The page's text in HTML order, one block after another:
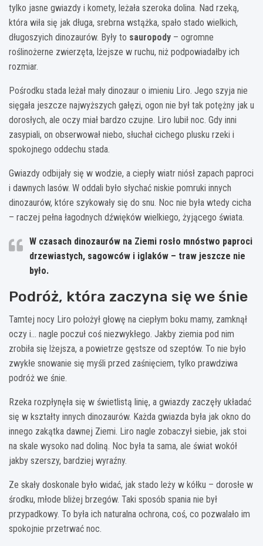
tylko jasne gwiazdy i komety, leżała szeroka dolina. Nad rzeką,
która wiła się jak długa, srebrna wstążka, spało stado wielkich,
długoszyich dinozaurów. Były to sauropody – ogromne
roślinożerne zwierzęta, lżejsze w ruchu, niż podpowiadałby ich
rozmiar.
Pośrodku stada leżał mały dinozaur o imieniu Liro. Jego szyja nie
sięgała jeszcze najwyższych gałęzi, ogon nie był tak potężny jak u
dorosłych, ale oczy miał bardzo czujne. Liro lubił noc. Gdy inni
zasypiali, on obserwował niebo, słuchał cichego plusku rzeki i
spokojnego oddechu stada.
Gwiazdy odbijały się w wodzie, a ciepły wiatr niósł zapach paproci
i dawnych lasów. W oddali było słychać niskie pomruki innych
dinozaurów, które szykowały się do snu. Noc nie była wtedy cicha
– raczej pełna łagodnych dźwięków wielkiego, żyjącego świata.
W czasach dinozaurów na Ziemi rosło mnóstwo paproci
drzewiastych, sagowców i iglaków – traw jeszcze nie
było.
Podróż, która zaczyna się we śnie
Tamtej nocy Liro położył głowę na ciepłym boku mamy, zamknął
oczy i… nagle poczuł coś niezwykłego. Jakby ziemia pod nim
zrobiła się lżejsza, a powietrze gęstsze od szeptów. To nie było
zwykłe snowanie się myśli przed zaśnięciem, tylko prawdziwa
podróż we śnie.
Rzeka rozpłynęła się w świetlistą linię, a gwiazdy zaczęły układać
się w kształty innych dinozaurów. Każda gwiazda była jak okno do
innego zakątka dawnej Ziemi. Liro nagle zobaczył siebie, jak stoi
na skale wysoko nad doliną. Noc była ta sama, ale świat wokół
jakby szerszy, bardziej wyraźny.
Ze skały doskonale było widać, jak stado leży w kółku – dorosłe w
środku, młode bliżej brzegów. Taki sposób spania nie był
przypadkowy. To była ich naturalna ochrona, coś, co pozwalało im
spokojnie przetrwać noc.